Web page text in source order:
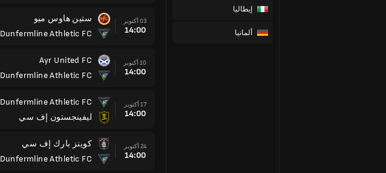
إيطاليا
ألمانيا
03 أكتوبر
14:00
ستين هاوس ميو
Dunfermline Athletic FC
10 أكتوبر
14:00
Ayr United FC
Dunfermline Athletic FC
17 أكتوبر
14:00
Dunfermline Athletic FC
ليفينجستون إف سي
24 أكتوبر
14:00
كوينز بارك إف سي
Dunfermline Athletic FC